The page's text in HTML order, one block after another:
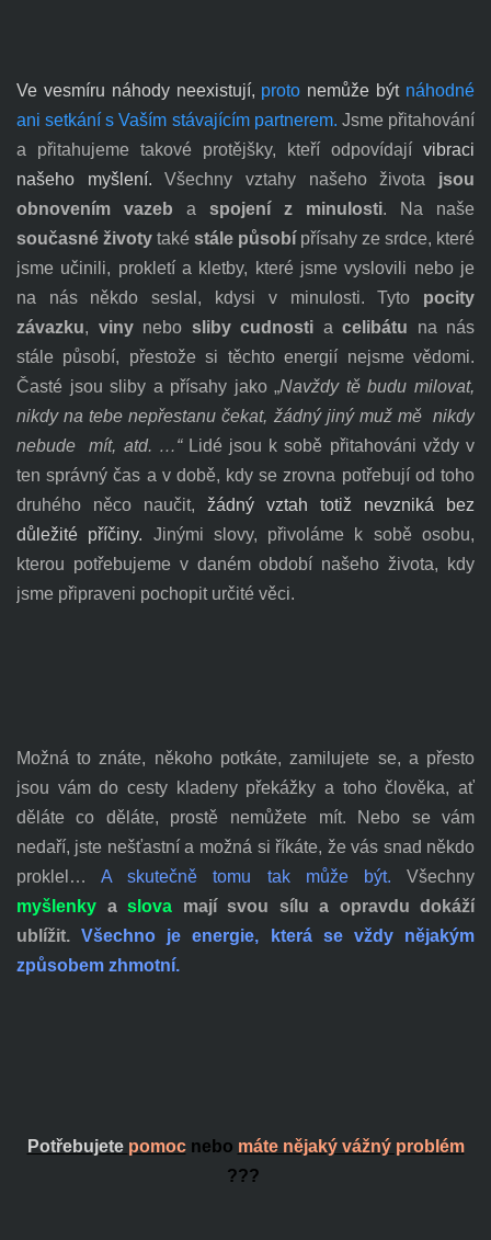
Ve vesmíru náhody neexistují, proto nemůže býtnáhodné
ani setkání s Vaším stávajícím partnerem. Jsme přitahování
a přitahujeme takové protějšky, kteří odpovídajívibraci
našeho myšlení. Všechny vztahy našeho života jsou
obnovením vazeb aspojení z minulosti. Na naše
současné životy takéstále působí přísahy ze srdce, které
jsme učinili, prokletí a kletby, které jsme vyslovili nebo je
na nás někdo seslal, kdysi v minulosti. Tyto pocity
závazku, vinynebo sliby cudnosti acelibátu na nás
stále působí, přestože si těchto energií nejsme vědomi.
Časté jsou sliby a přísahy jako „Navždy tě budu milovat,
nikdy na tebe nepřestanu čekat, žádný jiný muž mě nikdy
nebude mít, atd. …“Lidé jsou k sobě přitahováni vždy v
ten správný čas a v době, kdy se zrovna potřebují od toho
druhého něco naučit, žádný vztah totiž nevzniká bez
důležité příčiny.
Jinými slovy, přivoláme k sobě osobu,
kterou potřebujeme v daném období našeho života, kdy
jsme připraveni pochopit určité věci.
Možná to znáte, někoho potkáte, zamilujete se, a přesto
jsou vám do cesty kladeny překážky a toho člověka, ať
děláte co děláte, prostě nemůžete mít. Nebo se vám
nedaří, jste nešťastní a možná si říkáte, že vás snad někdo
proklel…A skutečně tomu tak může být. Všechny
myšlenky aslova mají svou sílu a opravdu dokáží
ublížit.Všechno je energie, která se vždy nějakým
způsobem zhmotní.
Potřebujete pomocnebo máte nějaký vážný problém
???